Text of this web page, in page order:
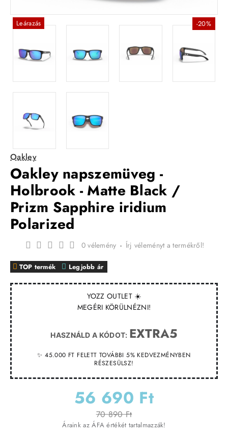
Leárazás -20%
Oakley
Oakley napszemüveg -
Holbrook - Matte Black /
Prizm Sapphire iridium
Polarized
YOZZ OUTLET ☀️
MEGÉRI KÖRÜLNÉZNI!
HASZNÁLD A KÓDOT: EXTRA5
✨ 45.000 FT FELETT TOVÁBBI 5% KEDVEZMÉNYBEN
RÉSZESÜLSZ!
TOP termék Legjobb ár
0 vélemény - Írj véleményt a termékről!
56 690 Ft
70 890 Ft
Áraink az ÁFA értékét tartalmazzák!